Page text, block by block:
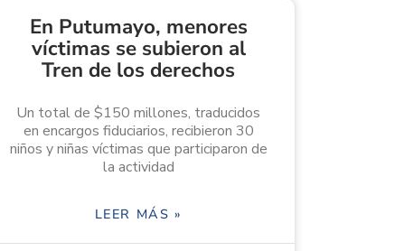
En Putumayo, menores
víctimas se subieron al
Tren de los derechos
Un total de $150 millones, traducidos
en encargos fiduciarios, recibieron 30
niños y niñas víctimas que participaron de
la actividad
LEER MÁS »